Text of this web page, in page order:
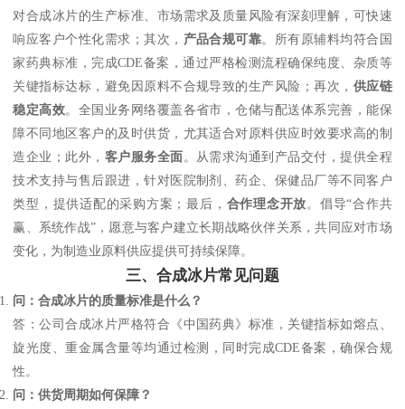
对合成冰片的生产标准、市场需求及质量风险有深刻理解，可快速
响应客户个性化需求；其次， 产品合规可靠。所有原辅料均符合国
家药典标准，完成CDE备案，通过严格检测流程确保纯度、杂质等
关键指标达标，避免因原料不合规导致的生产风险；再次， 供应链
稳定高效。全国业务网络覆盖各省市，仓储与配送体系完善，能保
障不同地区客户的及时供货，尤其适合对原料供应时效要求高的制
造企业；此外， 客户服务全面。从需求沟通到产品交付，提供全程
技术支持与售后跟进，针对医院制剂、药企、保健品厂等不同客户
类型，提供适配的采购方案；最后， 合作理念开放。倡导“合作共
赢、系统作战”，愿意与客户建立长期战略伙伴关系，共同应对市场
变化，为制造业原料供应提供可持续保障。
三、合成冰片常见问题
问：合成冰片的质量标准是什么？
答：公司合成冰片严格符合《中国药典》标准，关键指标如熔点、
旋光度、重金属含量等均通过检测，同时完成CDE备案，确保合规
性。
问：供货周期如何保障？